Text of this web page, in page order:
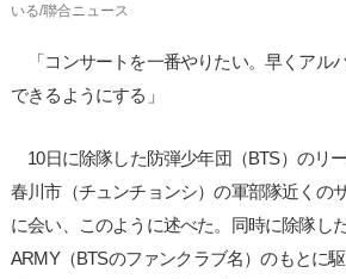
いる/聯合ニュース
「コンサートを一番やりたい。早くアル
できるようにする」
10日に除隊した防弾少年団（BTS）のリ
春川市（チュンチョンシ）の軍部隊近くの
に会い、このように述べた。同時に除隊し
ARMY（BTSのファンクラブ名）のもとに